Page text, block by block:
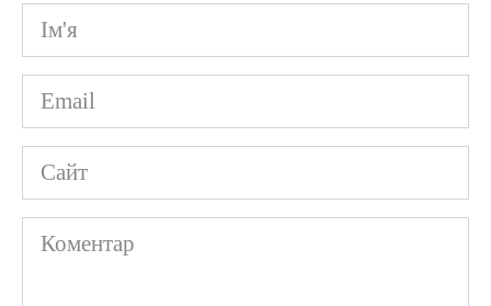
Ім'я
*
Email
*
Сайт
Коментар